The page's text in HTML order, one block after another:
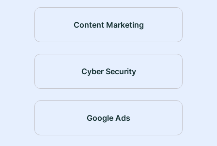
Content Marketing
Cyber Security
Google Ads